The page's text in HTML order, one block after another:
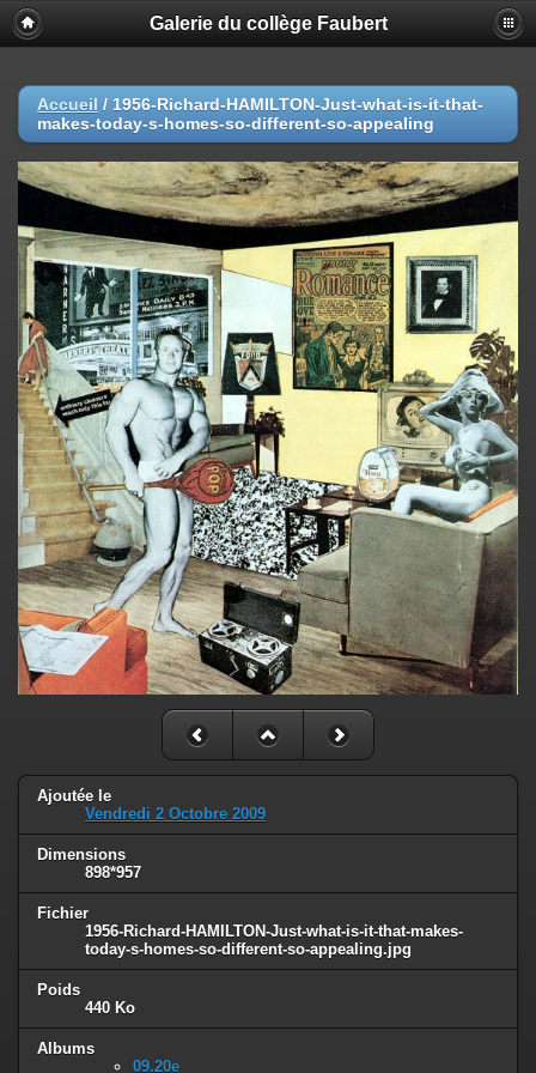
Galerie du collège Faubert
Accueil / 1956-Richard-HAMILTON-Just-what-is-it-that-
makes-today-s-homes-so-different-so-appealing
Ajoutée le
Vendredi 2 Octobre 2009
Dimensions
898*957
Fichier
1956-Richard-HAMILTON-Just-what-is-it-that-makes-
today-s-homes-so-different-so-appealing.jpg
Poids
440 Ko
Albums
09.20e